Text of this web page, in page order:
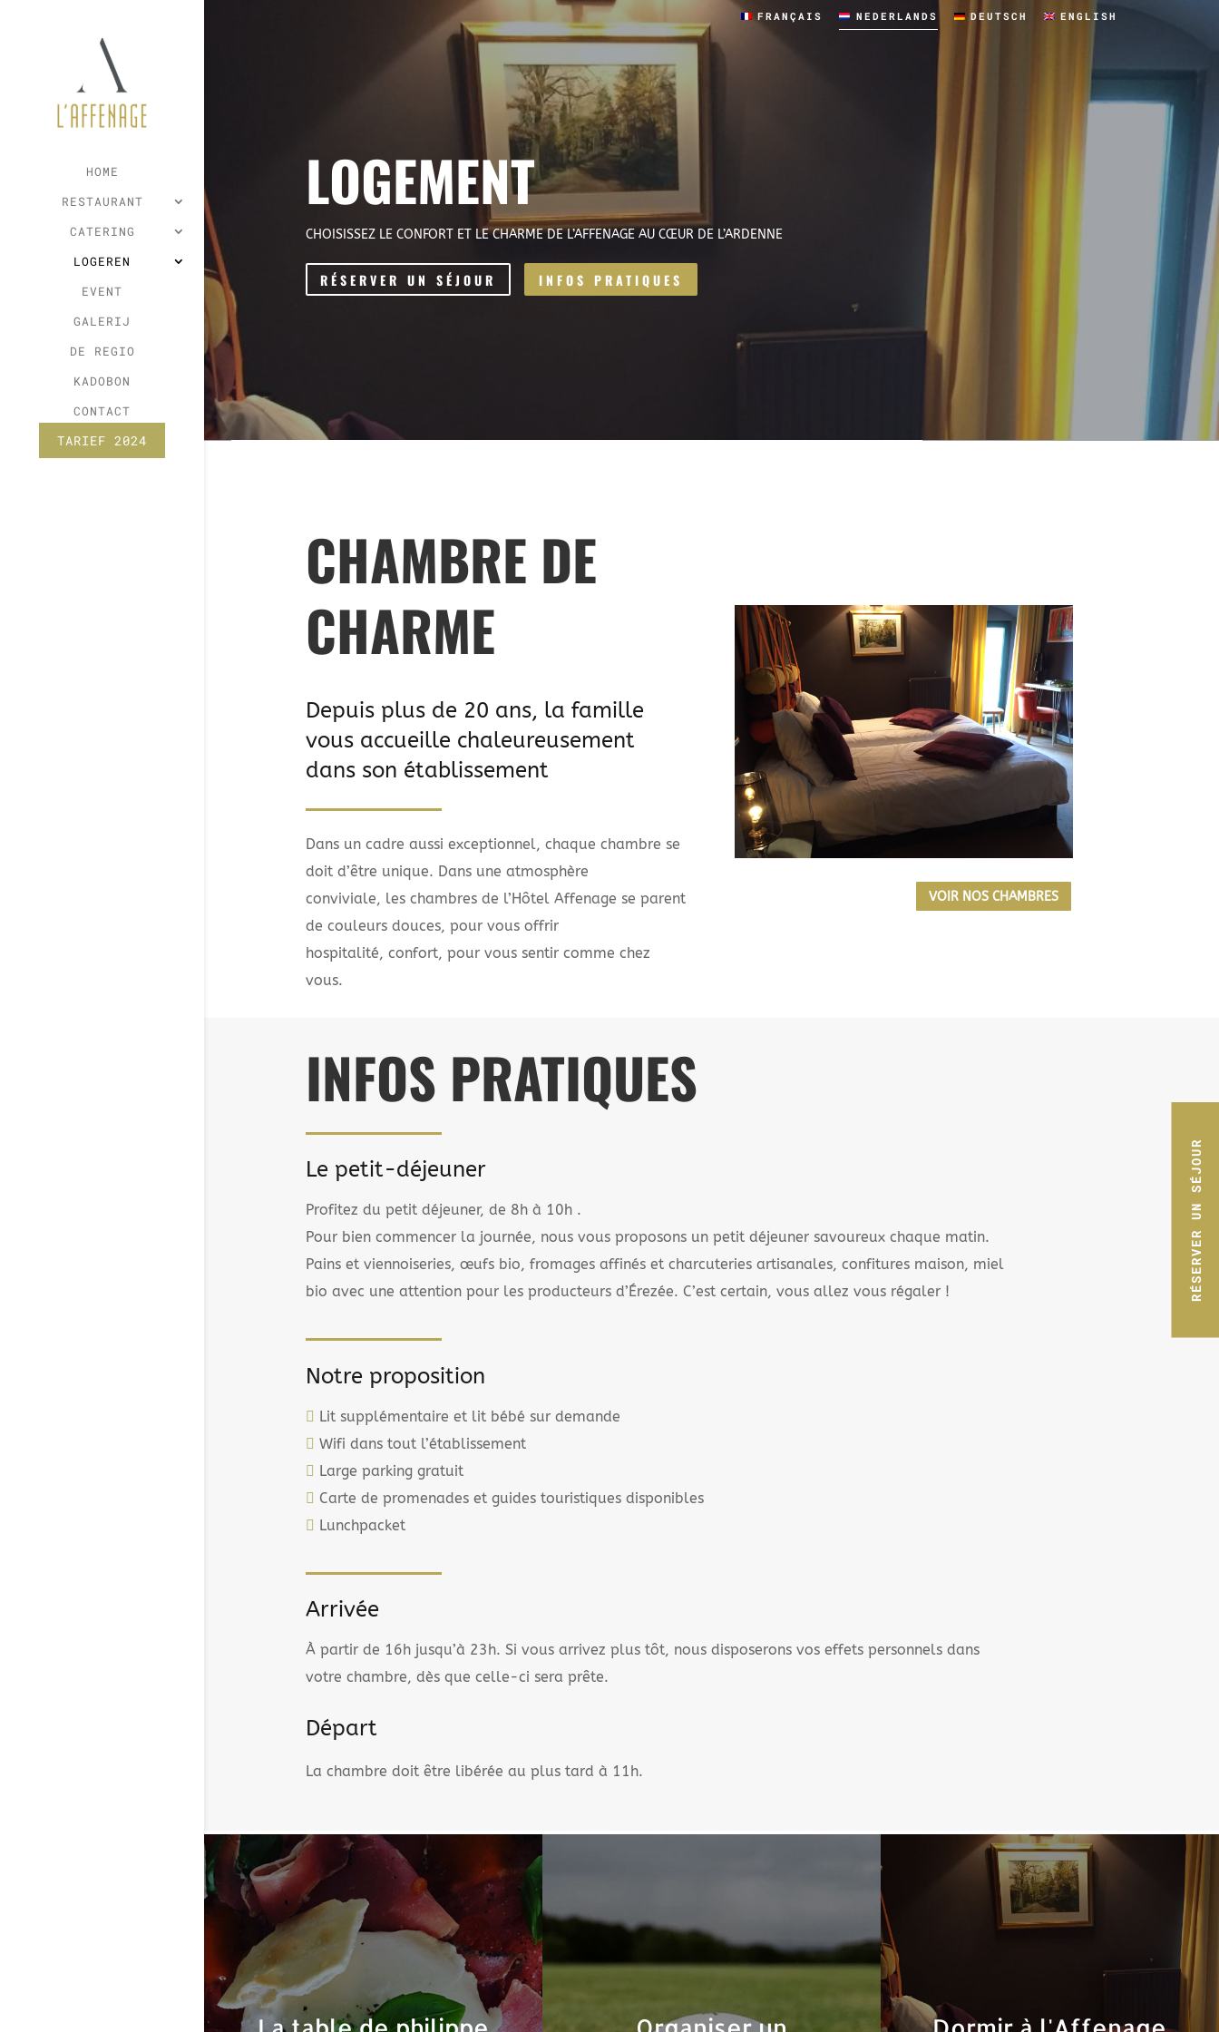
FRANÇAIS NEDERLANDS DEUTSCH ENGLISH
HOME
RESTAURANT
CATERING
LOGEREN
EVENT
GALERIJ
DE REGIO
KADOBON
CONTACT
TARIEF 2024
LOGEMENT
CHOISISSEZ LE CONFORT ET LE CHARME DE L’AFFENAGE AU CŒUR DE L’ARDENNE
RÉSERVER UN SÉJOUR INFOS PRATIQUES
CHAMBRE DE
CHARME
Depuis plus de 20 ans, la famille
vous accueille chaleureusement
dans son établissement
Dans un cadre aussi exceptionnel, chaque chambre se
doit d’être unique. Dans une atmosphère
conviviale, les chambres de l’Hôtel Affenage se parent
de couleurs douces, pour vous offrir
hospitalité, confort, pour vous sentir comme chez
vous.
VOIR NOS CHAMBRES
INFOS PRATIQUES
Le petit-déjeuner
Profitez du petit déjeuner, de 8h à 10h .
Pour bien commencer la journée, nous vous proposons un petit déjeuner savoureux chaque matin.
Pains et viennoiseries, œufs bio, fromages affinés et charcuteries artisanales, confitures maison, miel
bio avec une attention pour les producteurs d’Érezée. C’est certain, vous allez vous régaler !
Notre proposition
 Lit supplémentaire et lit bébé sur demande
 Wifi dans tout l’établissement
 Large parking gratuit
 Carte de promenades et guides touristiques disponibles
 Lunchpacket
Arrivée
À partir de 16h jusqu’à 23h. Si vous arrivez plus tôt, nous disposerons vos effets personnels dans
votre chambre, dès que celle-ci sera prête.
Départ
La chambre doit être libérée au plus tard à 11h.
RÉSERVER UN SÉJOUR